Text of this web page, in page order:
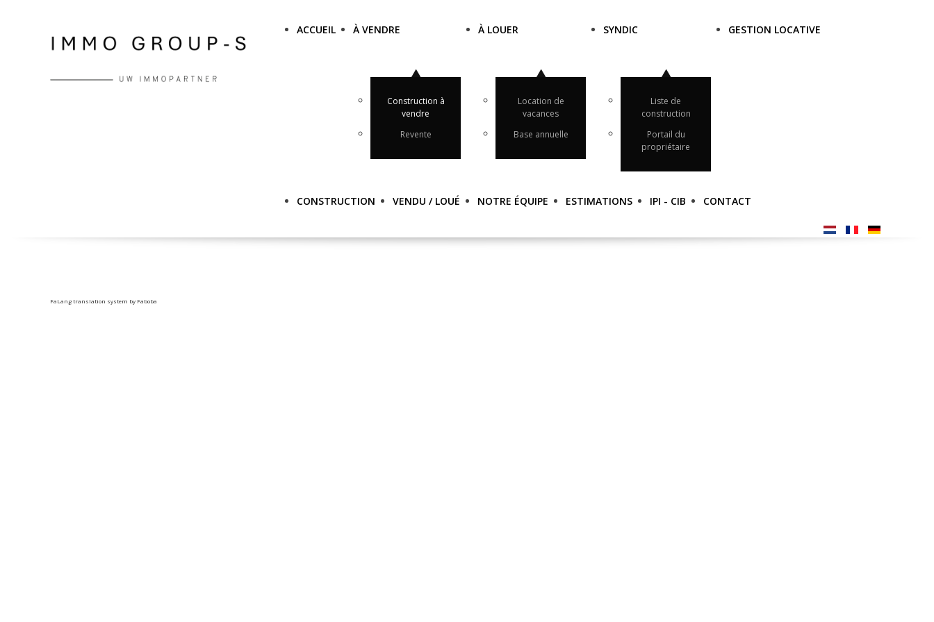
ACCUEIL À VENDRE
Construction à
vendre
Revente
À LOUER
Location de
vacances
Base annuelle
SYNDIC
Liste de
construction
Portail du
propriétaire
GESTION LOCATIVE
CONSTRUCTION VENDU / LOUÉ NOTRE ÉQUIPE ESTIMATIONS IPI - CIB CONTACT
FaLang translation system by Faboba